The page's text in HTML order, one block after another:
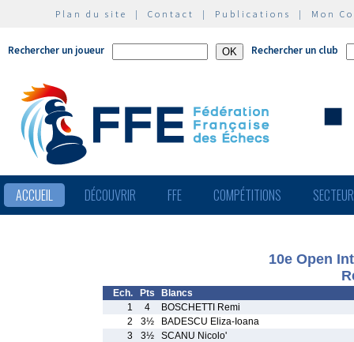
Plan du site | Contact | Publications | Mon
Rechercher un joueur Rechercher un club
ACCUEIL DÉCOUVRIR FFE COMPÉTITIONS
10e Open
Ech. Pts
Blancs
1
4
BOSCHETTI Remi
2
3½
BADESCU Eliza-Ioana
3
3½
SCANU Nicolo'